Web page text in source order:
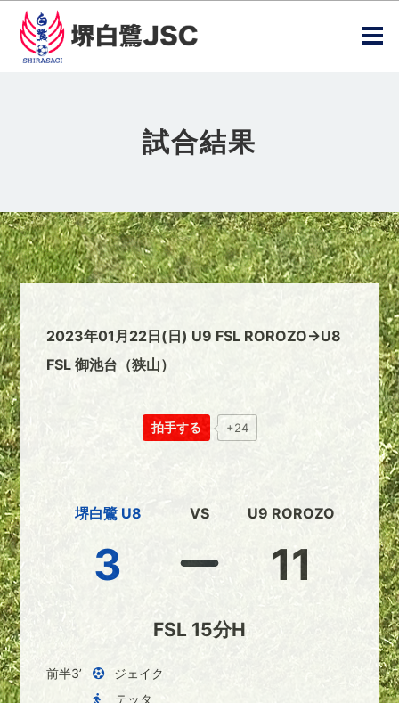
試合結果
2023年01月22日(日) U9 FSL ROROZO→U8
FSL 御池台（狭山）
拍手する +24
堺白鷺 U8
3
VS U9 ROROZO
11
FSL 15分H
前半3’
ジェイク
テッタ